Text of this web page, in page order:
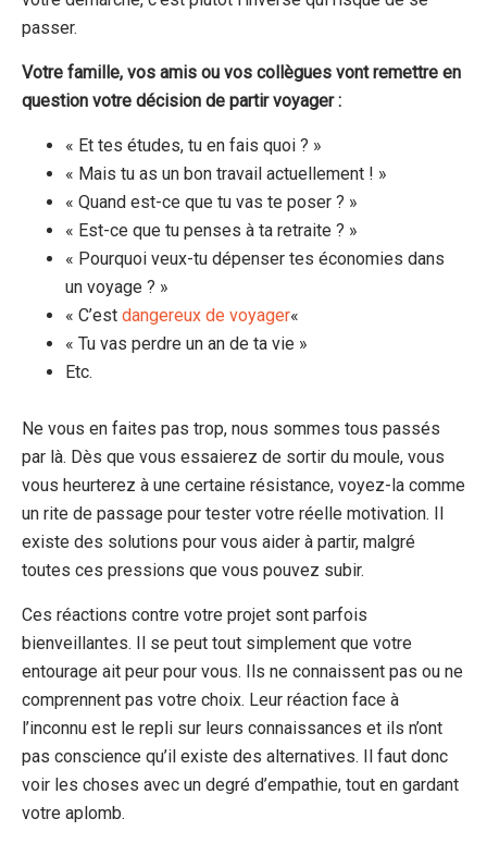
passer.
Votre famille, vos amis ou vos collègues vont remettre en
question votre décision de partir voyager :
« Et tes études, tu en fais quoi ? »
« Mais tu as un bon travail actuellement ! »
« Quand est-ce que tu vas te poser ? »
« Est-ce que tu penses à ta retraite ? »
« Pourquoi veux-tu dépenser tes économies dans
un voyage ? »
« C’est dangereux de voyager«
« Tu vas perdre un an de ta vie »
Etc.
Ne vous en faites pas trop, nous sommes tous passés
par là. Dès que vous essaierez de sortir du moule, vous
vous heurterez à une certaine résistance, voyez-la comme
un rite de passage pour tester votre réelle motivation. Il
existe des solutions pour vous aider à partir, malgré
toutes ces pressions que vous pouvez subir.
Ces réactions contre votre projet sont parfois
bienveillantes. Il se peut tout simplement que votre
entourage ait peur pour vous. Ils ne connaissent pas ou ne
comprennent pas votre choix. Leur réaction face à
l’inconnu est le repli sur leurs connaissances et ils n’ont
pas conscience qu’il existe des alternatives. Il faut donc
voir les choses avec un degré d’empathie, tout en gardant
votre aplomb.